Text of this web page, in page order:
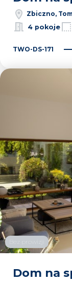
Zbiczno,
4 pokoje
TWO-DS-171
Bez prowizji
Dom na